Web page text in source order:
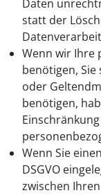
Daten
statt der
Wenn wir Ihre
benötigen,
oder
benötigen,
Wenn Sie
DSGVO
zwischen